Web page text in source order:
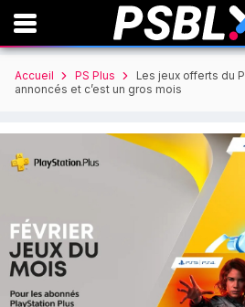
Accueil PS Plus
Les jeux offerts du
annoncés et c’est un gros mois